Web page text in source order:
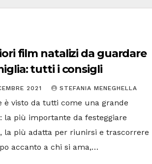
film natalizi da guardare
tutti i consigli
2021 STEFANIA MENEGHELLA
è visto da tutti come una grande
la più importante da festeggiare
la più adatta per riunirsi e trascorrere
accanto a chi si ama,…